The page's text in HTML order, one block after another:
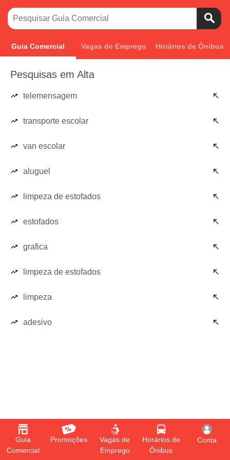
Guia Comercial Vagas de Emprego Horários de Ônibus
Guia
Comercial
Promoções
Vagas de
Emprego
Horários de
Ônibus
Conta
Pesquisas em Alta
telemensagem
transporte escolar
van escolar
aluguel
limpeza de estofados
estofados
grafica
limpeza de estofados
limpeza
adesivo